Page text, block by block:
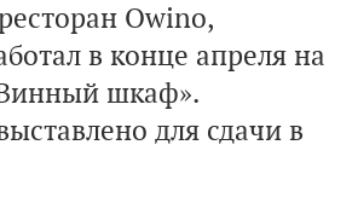
Owino,
в конце апреля на
шкаф».
для сдачи в